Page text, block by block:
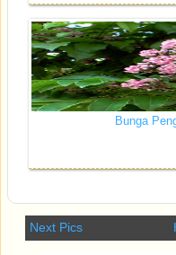
Bunga
Next Pics